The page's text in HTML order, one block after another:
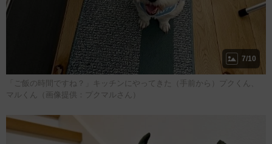
7/10
「ご飯の時間ですね？」キッチンにやってきた（手前から）プクくん、
マルくん（画像提供：プクマルさん）